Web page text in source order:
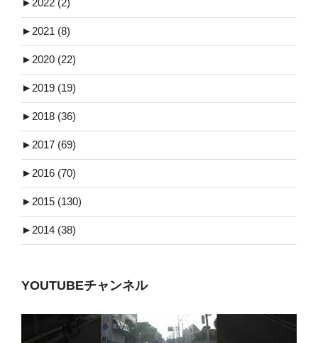
► 2022 (2)
► 2021 (8)
► 2020 (22)
► 2019 (19)
► 2018 (36)
► 2017 (69)
► 2016 (70)
► 2015 (130)
► 2014 (38)
YOUTUBEチャンネル